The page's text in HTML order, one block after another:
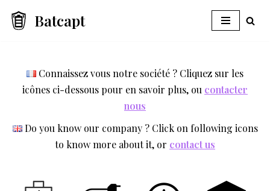
Aller
Batcapt
Connaissez vous notre société ? Cliquez sur les
icônes ci-dessous pour en savoir plus, ou contacter
nous
Do you know our company ? Click on following icons
to know more about it, or contact us